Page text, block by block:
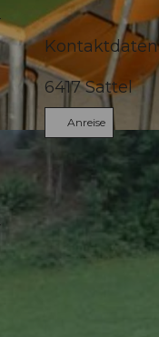
Kontaktdaten
6417Sattel
Anreise